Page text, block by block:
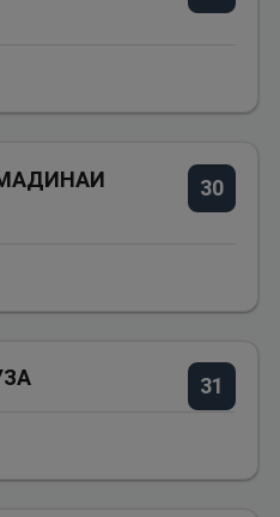
30
31